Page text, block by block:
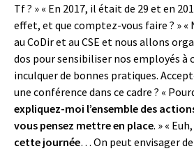
Tf ? » « En 2017, il était de 29 et en
effet, et que comptez-vous faire ? » «
au CoDir et au CSE et nous allons
dos pour sensibiliser nos employés à
inculquer de bonnes pratiques.
une conférence dans ce cadre ? «
expliquez-moi l’ensemble des
vous pensez mettre en place. » «
cette journée… On peut envisager